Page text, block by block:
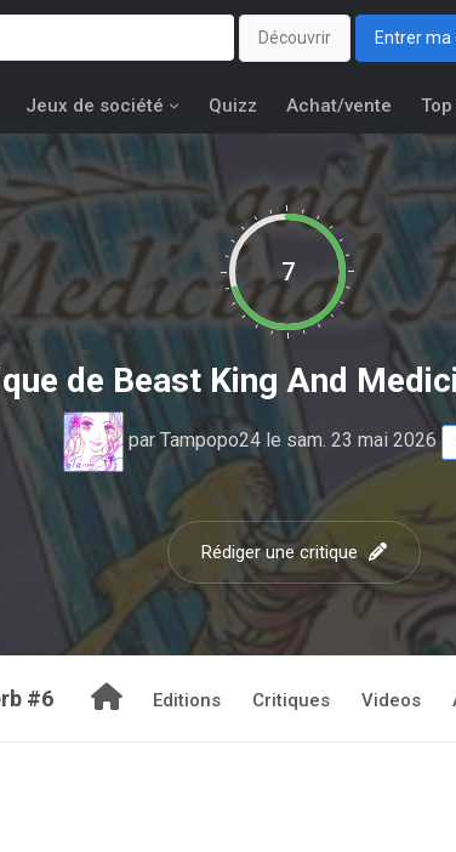
Découvrir Entrer ma
Jeux de société Quizz Achat/vente
7
de Beast King And
par Tampopo24le sam. 23 mai 2026
Rédiger une critique
#6 Editions Critiques Videos